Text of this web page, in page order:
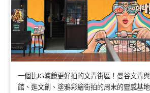
一個比IG濾鏡更好拍的文青街區！曼谷文青
館、逛文創、塗鴉彩繪街拍的周末的靈感基地